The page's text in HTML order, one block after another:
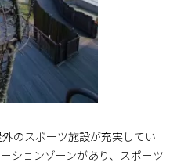
のスポーツ施設が充実してい
ションゾーンがあり、スポーツ